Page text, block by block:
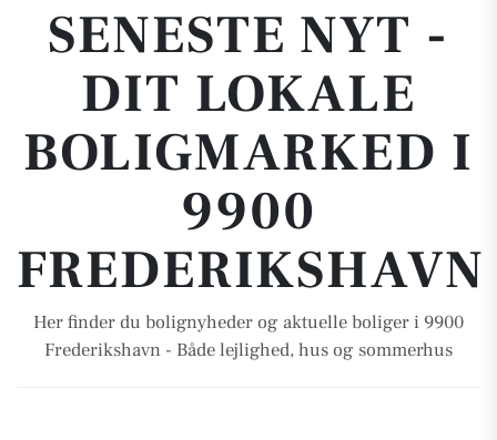
SENESTE NYT -
DIT LOKALE
BOLIGMARKED I
9900
FREDERIKSHAVN
Her finder du bolignyheder og aktuelle boliger i 9900
Frederikshavn - Både lejlighed, hus og sommerhus